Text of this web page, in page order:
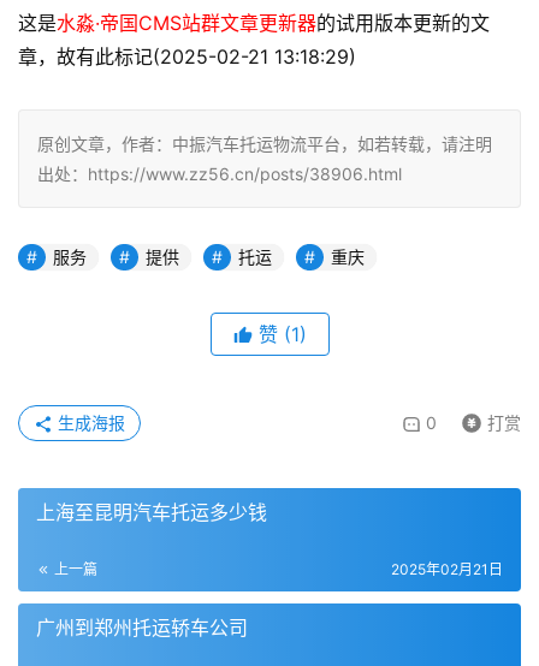
这是水淼·帝国CMS站群文章更新器的试用版本更新的文
章，故有此标记(2025-02-21 13:18:29)
原创文章，作者：中振汽车托运物流平台，如若转载，请注明
出处：https://www.zz56.cn/posts/38906.html
服务 提供 托运 重庆
赞 (1)
0 打赏
生成海报
上海至昆明汽车托运多少钱
上一篇 2025年02月21日
广州到郑州托运轿车公司